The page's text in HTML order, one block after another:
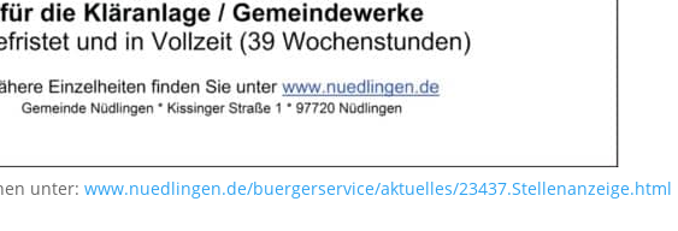
unter:www.nuedlingen.de/buergerservice/aktuelles/23437.Stellenanzeige.html